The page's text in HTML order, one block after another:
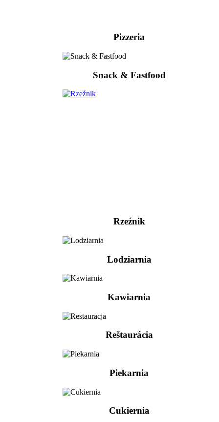
Pizzeria
Snack & Fastfood
Rzeźnik
Lodziarnia
Kawiarnia
Reštaurácia
Piekarnia
Cukiernia